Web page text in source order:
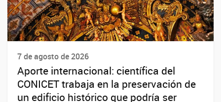
7 de agosto de 2026
Aporte internacional: científica del
CONICET trabaja en la preservación de
un edificio histórico que podría ser